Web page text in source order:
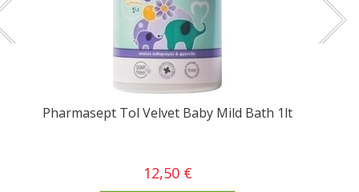
Pharmasept Tol Velvet Baby Mild Bath 1lt
12,50 €